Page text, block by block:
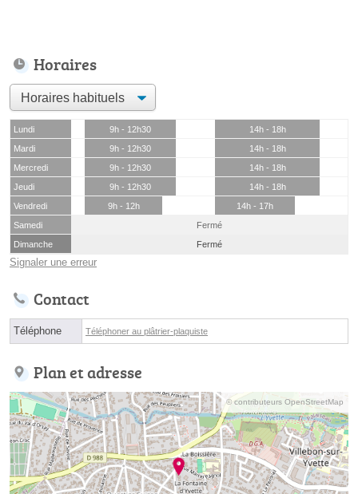
Horaires
Lundi 9h - 12h30
14h - 18h
Mardi
9h - 12h30
14h - 18h
Mercredi
9h - 12h30
14h - 18h
Jeudi
9h - 12h30
14h - 18h
Vendredi
9h - 12h
14h - 17h
Samedi
Fermé
Dimanche
Fermé
Signaler une erreur
Contact
Téléphone Téléphoner au plâtrier-plaquiste
Plan et adresse
© contributeurs OpenStreetMap